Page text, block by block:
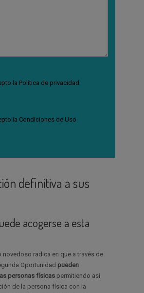
la Política de privacidad
la Condiciones de Uso
definitiva a sus
acogerse a esta
novedoso radica en que a través de
Oportunidad pueden
personas físicas permitiendo así
de la persona física con la